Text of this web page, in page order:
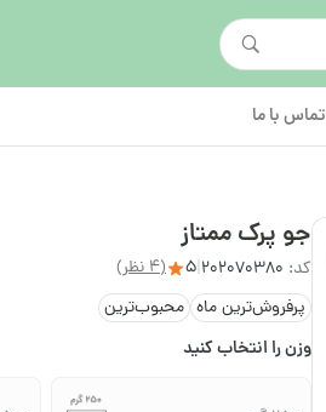
تماس با ما
جو پرک ممتاز
کد: 202070380
|
5
(4 نظر)
پرفروش‌ترین ماه محبوب‌ترین
وزن را انتخاب کنید